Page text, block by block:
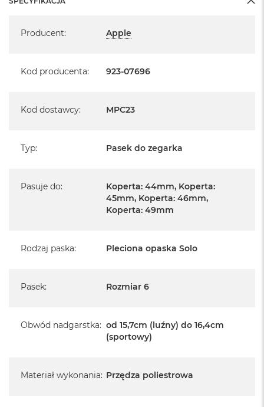
Producent: Apple
Kod producenta: 923-07696
Kod dostawcy: MPC23
Typ: Pasek do zegarka
Pasuje do:
Koperta: 44mm, Koperta:
45mm, Koperta: 46mm,
Koperta: 49mm
Rodzaj paska: Pleciona opaska Solo
Pasek: Rozmiar 6
Obwód nadgarstka: od 15,7cm (luźny) do 16,4cm
(sportowy)
Materiał wykonania: Przędza poliestrowa